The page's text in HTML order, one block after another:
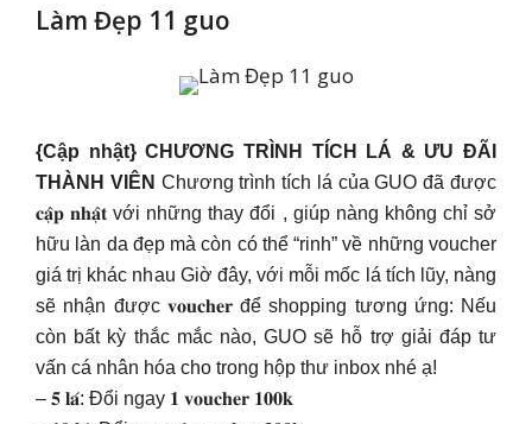
Làm Đẹp 11 guo
{Cập nhật} CHƯƠNG TRÌNH TÍCH LÁ & ƯU ĐÃI
THÀNH VIÊN Chương trình tích lá của GUO đã được
𝐜𝐚̣̂𝐩 𝐧𝐡𝐚̣̂𝐭 với những thay đổi , giúp nàng không chỉ sở
hữu làn da đẹp mà còn có thể “rinh” về những voucher
giá trị khác nhau Giờ đây, với mỗi mốc lá tích lũy, nàng
sẽ nhận được 𝐯𝐨𝐮𝐜𝐡𝐞𝐫 để shopping tương ứng: Nếu
còn bất kỳ thắc mắc nào, GUO sẽ hỗ trợ giải đáp tư
vấn cá nhân hóa cho trong hộp thư inbox nhé ạ!
– 𝟓 𝐥𝐚́: Đổi ngay 𝟏 𝐯𝐨𝐮𝐜𝐡𝐞𝐫 𝟏𝟎𝟎𝐤